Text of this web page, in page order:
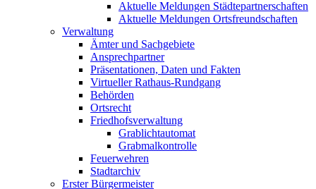
Aktuelle Meldungen Städtepartnerschaften
Aktuelle Meldungen Ortsfreundschaften
Verwaltung
Ämter und Sachgebiete
Ansprechpartner
Präsentationen, Daten und Fakten
Virtueller Rathaus-Rundgang
Behörden
Ortsrecht
Friedhofsverwaltung
Grablichtautomat
Grabmalkontrolle
Feuerwehren
Stadtarchiv
Erster Bürgermeister